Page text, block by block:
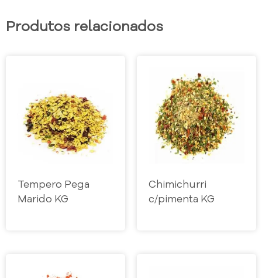
Produtos relacionados
Tempero Pega
Marido KG
Chimichurri
c/pimenta KG